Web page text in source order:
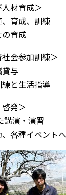
材育成＞
、育成、訓練
の育成
会参加訓練＞
貸与
練と生活指導
発＞
講演・演習
、各種イベント